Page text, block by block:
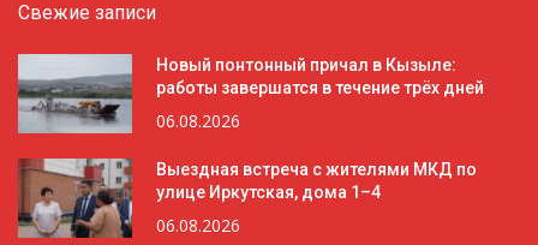
Свежие записи
Новый понтонный причал в Кызыле:
работы завершатся в течение трёх дней
06.08.2026
Выездная встреча с жителями МКД по
улице Иркутская, дома 1–4
06.08.2026